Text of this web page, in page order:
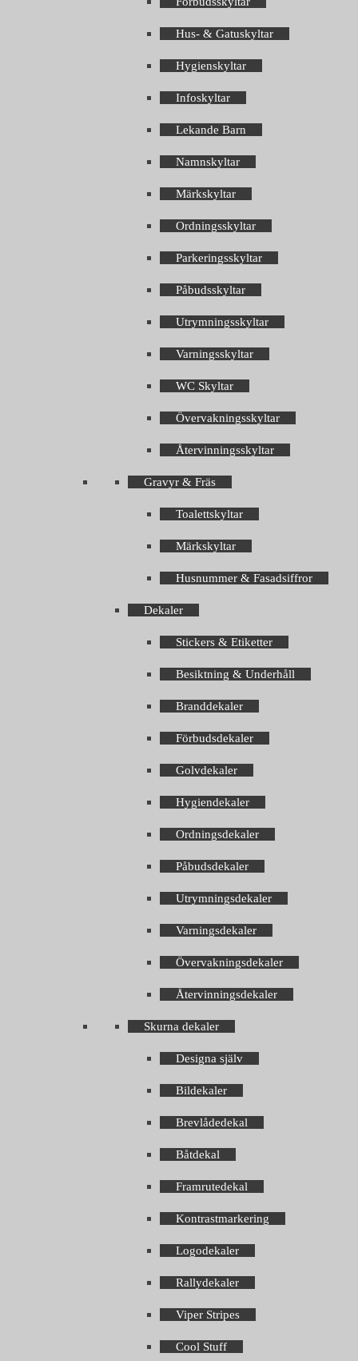
Hus- & Gatuskyltar
Hygienskyltar
Infoskyltar
Lekande Barn
Namnskyltar
Märkskyltar
Ordningsskyltar
Parkeringsskyltar
Påbudsskyltar
Utrymningsskyltar
Varningsskyltar
WC Skyltar
Övervakningsskyltar
Återvinningsskyltar
Gravyr & Fräs
Toalettskyltar
Märkskyltar
Husnummer & Fasadsiffror
Dekaler
Stickers & Etiketter
Besiktning & Underhåll
Branddekaler
Förbudsdekaler
Golvdekaler
Hygiendekaler
Ordningsdekaler
Påbudsdekaler
Utrymningsdekaler
Varningsdekaler
Övervakningsdekaler
Återvinningsdekaler
Skurna dekaler
Designa själv
Bildekaler
Brevlådedekal
Båtdekal
Framrutedekal
Kontrastmarkering
Logodekaler
Rallydekaler
Viper Stripes
Cool Stuff